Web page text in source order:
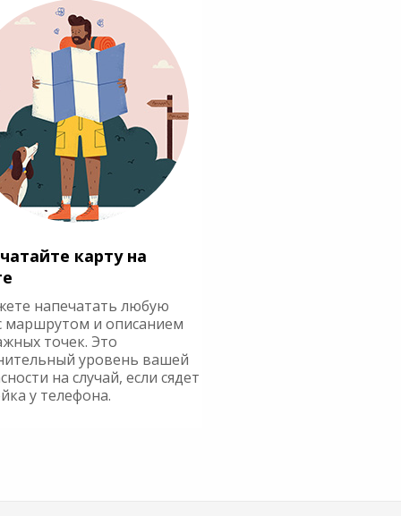
карту на
напечатать любую
маршрутом и описанием
точек. Это
уровень вашей
на случай, если сядет
у телефона.